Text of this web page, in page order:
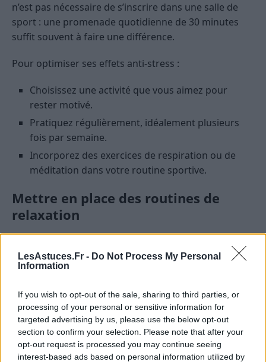
LesAstuces.Fr - Do Not Process My Personal
Information
If you wish to opt-out of the sale, sharing to third parties, or
processing of your personal or sensitive information for
targeted advertising by us, please use the below opt-out
section to confirm your selection. Please note that after your
opt-out request is processed you may continue seeing
interest-based ads based on personal information utilized by
n’est pas nécessaire de s’inscrire dans une salle de
sport : une promenade quotidienne de 30 minutes
suffit souvent à faire une différence.
Pour optimiser ses effets anti-stress :
Choisissez une activité que vous aimez pour
rester motivé.
Pratiquez régulièrement, idéalement plusieurs
fois par semaine.
Incorporez des exercices de respiration ou de
méditation dans votre routine sportive.
Mettre en place des routines de
relaxation
La méditation de pleine conscience ou mindfulness
moment présent, sans jugement. Elle aide à calmer le
mental, à réduire l’anxiété et à mieux gérer ses
émotions.
Voici une méthode simple pour débuter :